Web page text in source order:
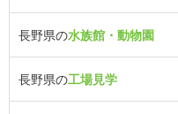
長野県の水族館・動物園
長野県の工場見学